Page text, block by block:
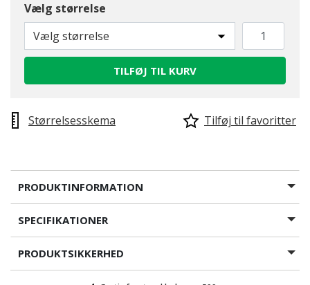
Vælg størrelse
Vælg størrelse
TILFØJ TIL KURV
Størrelsesskema Tilføj til favoritter
PRODUKTINFORMATION
SPECIFIKATIONER
PRODUKTSIKKERHED